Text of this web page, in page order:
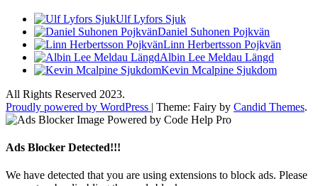
Ulf Lyfors Sjuk
Daniel Suhonen Pojkvän
Linn Herbertsson Pojkvän
Albin Lee Meldau Längd
Kevin Mcalpine Sjukdom
All Rights Reserved 2023.
Proudly powered by WordPress | Theme: Fairy by Candid Themes.
Ads Blocker Detected!!!
We have detected that you are using extensions to block ads. Please